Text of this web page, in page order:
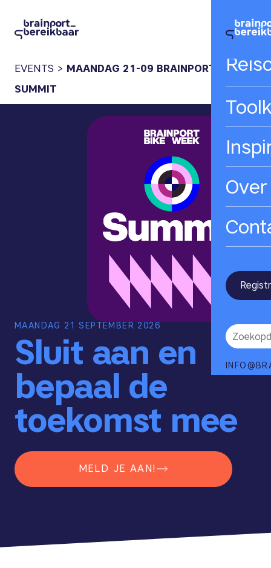
EVENTS > MAANDAG 21-09 BRAINPORT BIKE
SUMMIT
MAANDAG 21 SEPTEMBER 2026
Sluit aan en
bepaal de
toekomst mee
MELD JE AAN!